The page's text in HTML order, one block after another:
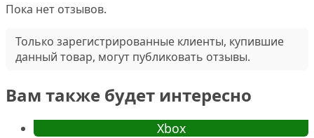
Пока нет отзывов.
Только зарегистрированные клиенты, купившие
данный товар, могут публиковать отзывы.
Вам также будет интересно
Xbox